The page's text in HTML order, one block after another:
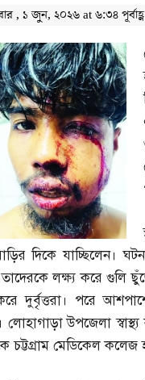
, ১ জুন, ২০২৬ at ৬:৩৪ পূর্বাহ্ণ
দিকে যাচ্ছিলেন।
লক্ষ্য করে গুলি
দুর্বৃত্তরা। পরে
লোহাগাড়া উপজেলা
চট্টগ্রাম মেডিকেল কলেজ